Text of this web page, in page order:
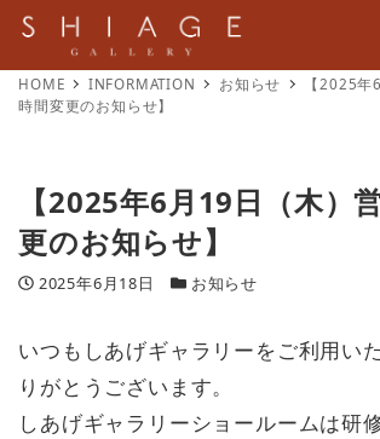
HOME INFORMATION お知らせ
【2025
時間変更のお知らせ】
【2025年6月19日（木）
更のお知らせ】
投稿日
2025年6月18日 カテゴリー
お知らせ
いつもしあげギャラリーをご利用い
りがとうございます。
しあげギャラリーショールームは研